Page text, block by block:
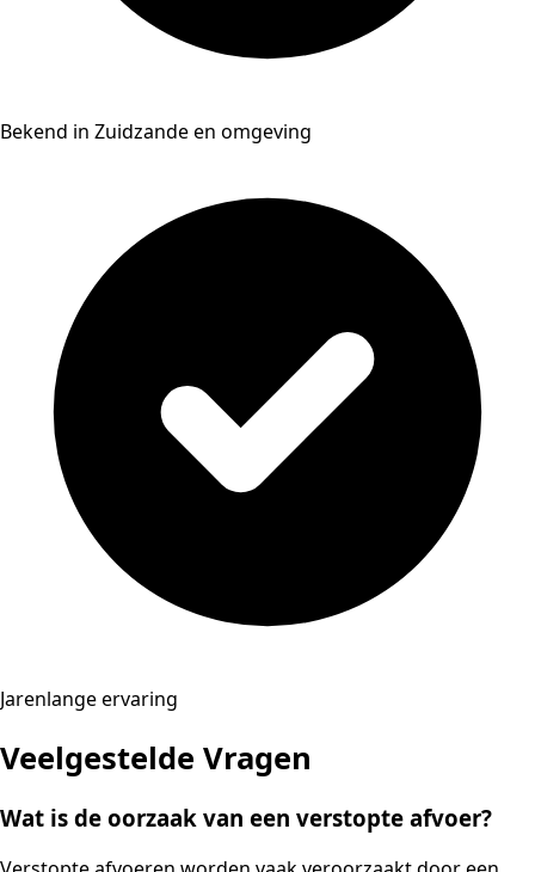
Bekend in Zuidzande en omgeving
Jarenlange ervaring
Veelgestelde Vragen
Wat is de oorzaak van een verstopte afvoer?